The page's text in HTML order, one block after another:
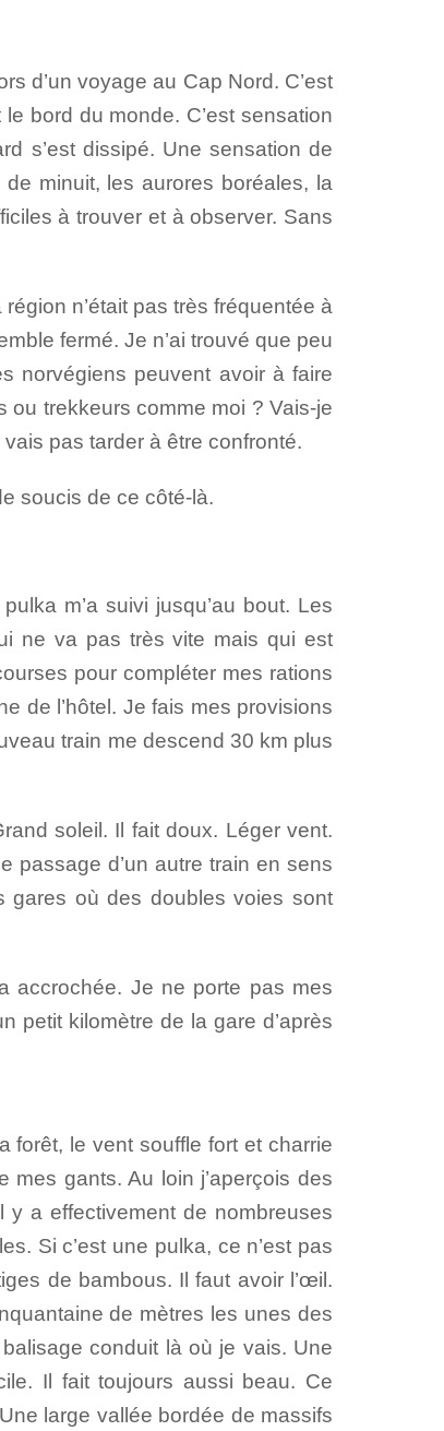
d’un voyage au Cap Nord. C’est
bord du monde. C’est sensation
s’est dissipé. Une sensation de
minuit, les aurores boréales, la
à trouver et à observer. Sans
n’était pas très fréquentée à
fermé. Je n’ai trouvé que peu
norvégiens peuvent avoir à faire
ou trekkeurs comme moi ? Vais-je
pas tarder à être confronté.
soucis de ce côté-là.
m’a suivi jusqu’au bout. Les
ne va pas très vite mais qui est
pour compléter mes rations
de l’hôtel. Je fais mes provisions
train me descend 30 km plus
soleil. Il fait doux. Léger vent.
passage d’un autre train en sens
gares où des doubles voies sont
accrochée. Je ne porte pas mes
petit kilomètre de la gare d’après
forêt, le vent souffle fort et charrie
gants. Au loin j’aperçois des
y a effectivement de nombreuses
Si c’est une pulka, ce n’est pas
de bambous. Il faut avoir l’œil.
de mètres les unes des
conduit là où je vais. Une
Il fait toujours aussi beau. Ce
large vallée bordée de massifs